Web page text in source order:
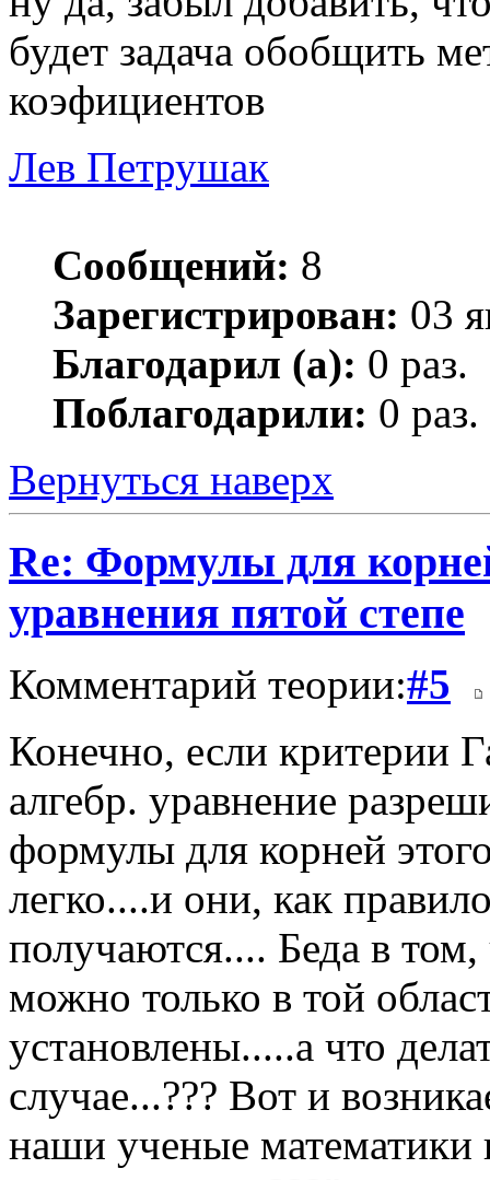
будет задача обобщить
коэфициентов
Лев Петрушак
Сообщений: 8
Зарегистрирован: 03
Благодарил (а): 0 раз.
Поблагодарили: 0 раз.
Вернуться наверх
Re: Формулы для
уравнения пятой степе
Комментарий теории:#5
Конечно, если критерии
алгебр. уравнение
формулы для корней
легко....и они, как
получаются.... Беда в
можно только в той
установлены.....а что
случае...??? Вот и
наши ученые математики